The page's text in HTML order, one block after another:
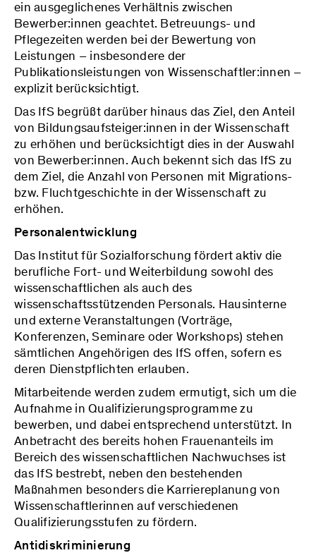
ein ausgeglichenes Verhältnis zwischen
Bewerber:innen geachtet. Betreuungs- und
Pflegezeiten werden bei der Bewertung von
Leistungen – insbesondere der
Publikationsleistungen von Wissenschaftler:innen –
explizit berücksichtigt.
Das IfS begrüßt darüber hinaus das Ziel, den Anteil
von Bildungsaufsteiger:innen in der Wissenschaft
zu erhöhen und berücksichtigt dies in der Auswahl
von Bewerber:innen. Auch bekennt sich das IfS zu
dem Ziel, die Anzahl von Personen mit Migrations-
bzw. Fluchtgeschichte in der Wissenschaft zu
erhöhen.
Personalentwicklung
Das Institut für Sozialforschung fördert aktiv die
berufliche Fort- und Weiterbildung sowohl des
wissenschaftlichen als auch des
wissenschaftsstützenden Personals. Hausinterne
und externe Veranstaltungen (Vorträge,
Konferenzen, Seminare oder Workshops) stehen
sämtlichen Angehörigen des IfS offen, sofern es
deren Dienstpflichten erlauben.
Mitarbeitende werden zudem ermutigt, sich um die
Aufnahme in Qualifizierungsprogramme zu
bewerben, und dabei entsprechend unterstützt. In
Anbetracht des bereits hohen Frauenanteils im
Bereich des wissenschaftlichen Nachwuchses ist
das IfS bestrebt, neben den bestehenden
Maßnahmen besonders die Karriereplanung von
Wissenschaftlerinnen auf verschiedenen
Qualifizierungsstufen zu fördern.
Antidiskriminierung